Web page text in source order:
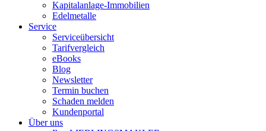
Kapitalanlage-Immobilien
Edelmetalle
Service
Serviceübersicht
Tarifvergleich
eBooks
Blog
Newsletter
Termin buchen
Schaden melden
Kundenportal
Über uns